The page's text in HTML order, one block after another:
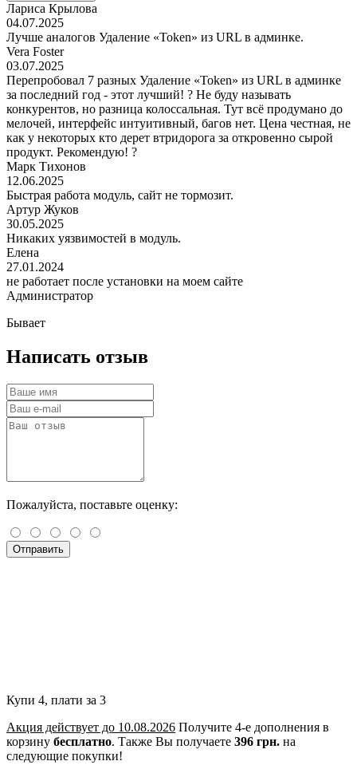
Лариса Крылова
04.07.2025
Лучше аналогов Удаление «‎Token» из URL в админке.
Vera Foster
03.07.2025
Перепробовал 7 разных Удаление «‎Token» из URL в админке
за последний год - этот лучший! ? Не буду называть
конкурентов, но разница колоссальная. Тут всё продумано до
мелочей, интерфейс интуитивный, багов нет. Цена честная, не
как у некоторых кто дерет втридорога за откровенно сырой
продукт. Рекомендую! ?
Марк Тихонов
12.06.2025
Быстрая работа модуль, сайт не тормозит.
Артур Жуков
30.05.2025
Никаких уязвимостей в модуль.
Елена
27.01.2024
не работает после установки на моем сайте
Администратор
Бывает
Написать отзыв
Пожалуйста, поставьте оценку:
Отправить
Купи 4, плати за 3
Акция действует до 10.08.2026 Получите 4-е дополнения в
корзину бесплатно. Также Вы получаете 396 грн. на
следующие покупки!